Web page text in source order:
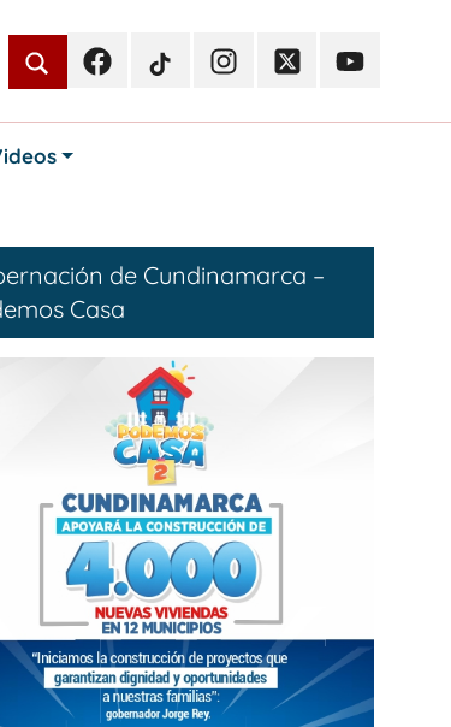
FacebookTikTokInstagramTwitterYoutube
de Cundinamarca –
Casa